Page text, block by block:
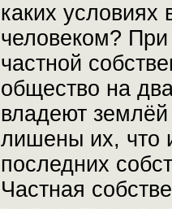
каких условиях
человеком?
частной
общество на
владеют землёй
лишены их, что
последних
Частная